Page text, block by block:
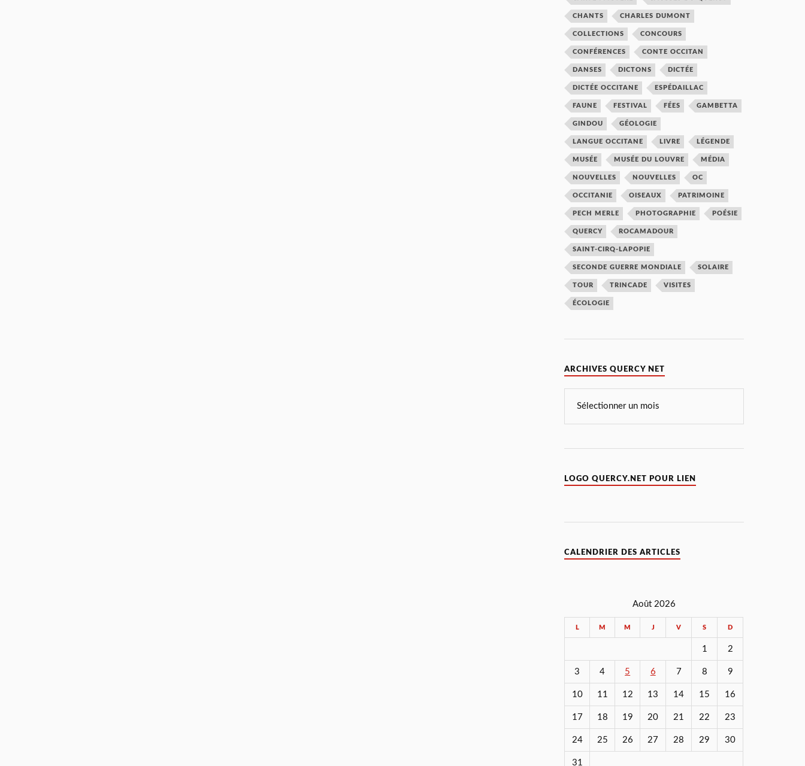
CHANTS CHARLES DUMONT
COLLECTIONS CONCOURS
CONFÉRENCES CONTE OCCITAN
DANSES DICTONS DICTÉE
DICTÉE OCCITANE ESPÉDAILLAC
FAUNE FESTIVAL FÉES GAMBETTA
GINDOU GÉOLOGIE
LANGUE OCCITANE LIVRE LÉGENDE
MUSÉE MUSÉE DU LOUVRE MÉDIA
NOUVELLES NOUVELLES OC
OCCITANIE OISEAUX PATRIMOINE
PECH MERLE PHOTOGRAPHIE POÉSIE
QUERCY ROCAMADOUR
SAINT-CIRQ-LAPOPIE
SECONDE GUERRE MONDIALE SOLAIRE
TOUR TRINCADE VISITES
ÉCOLOGIE
ARCHIVES QUERCY NET
LOGO QUERCY.NET POUR LIEN
CALENDRIER DES ARTICLES
Août 2026
L M M J V S D
1 2
3 4 5 6 7 8 9
10 11 12 13 14 15 16
17 18 19 20 21 22 23
24 25 26 27 28 29 30
31